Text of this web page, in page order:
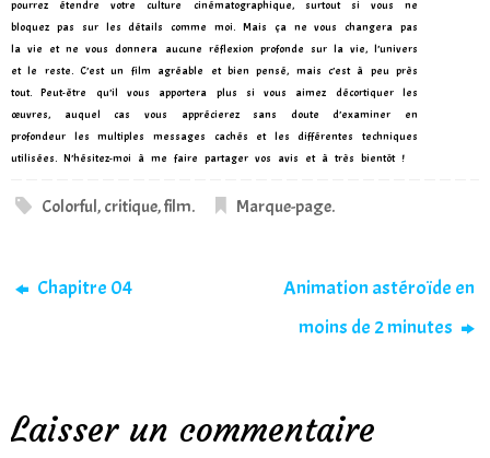
pourrez étendre votre culture cinématographique, surtout si vous ne
bloquez pas sur les détails comme moi. Mais ça ne vous changera pas
la vie et ne vous donnera aucune réflexion profonde sur la vie, l’univers
et le reste. C’est un film agréable et bien pensé, mais c’est à peu près
tout. Peut-être qu’il vous apportera plus si vous aimez décortiquer les
œuvres, auquel cas vous apprécierez sans doute d’examiner en
profondeur les multiples messages cachés et les différentes techniques
utilisées. N’hésitez-moi à me faire partager vos avis et à très bientôt !
Colorful,critique,film. Marque-page.
Chapitre 04
Animation astéroïde en
moins de 2 minutes
Laisser un commentaire